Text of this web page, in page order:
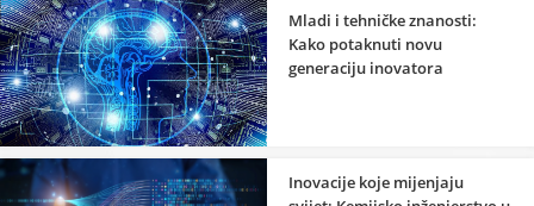
Mladi i tehničke znanosti:
Kako potaknuti novu
generaciju inovatora
Inovacije koje mijenjaju